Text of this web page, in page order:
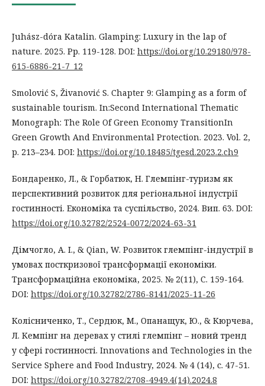
Juhász-dóra Katalin. Glamping: Luxury in the lap of
nature. 2025. Рр. 119-128. DOI: https://doi.org/10.29180/978-
615-6886-21-7_12
Smolović S, Živanović S. Chapter 9: Glamping as a form of
sustainable tourism. In:Second International Thematic
Monograph: The Role Of Green Economy TransitionIn
Green Growth And Environmental Protection. 2023. Vol. 2,
p. 213–234. DOI: https://doi.org/10.18485/tgesd.2023.2.ch9
Бондаренко, Л., & Горбатюк, Н. Глемпінг-туризм як
перспективний розвиток для регіональної індустрії
гостинності. Економіка та суспільство, 2024. Вип. 63. DOI:
https://doi.org/10.32782/2524-0072/2024-63-31
Дімчогло, А. І., & Qian, W. Розвиток глемпінг-індустрії в
умовах посткризової трансформації економіки.
Трансформаційна економіка, 2025. № 2(11), С. 159-164.
DOI: https://doi.org/10.32782/2786-8141/2025-11-26
Колісниченко, Т., Сердюк, М., Опанащук, Ю., & Кюрчева,
Л. Кемпінг на деревах у стилі глемпінг – новий тренд
у сфері гостинності. Innovations and Technologies in the
Service Sphere and Food Industry, 2024. № 4 (14), с. 47-51.
DOI: https://doi.org/10.32782/2708-4949.4(14).2024.8